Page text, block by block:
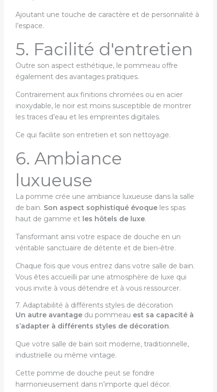
Ajoutant une touche de caractère et de personnalité à
l’espace.
5. Facilité d'entretien
Outre son aspect esthétique, le pommeau offre
également des avantages pratiques.
Contrairement aux finitions chromées ou en acier
inoxydable, le noir est moins susceptible de montrer
les traces d’eau et les empreintes digitales.
Ce qui facilite son entretien et son nettoyage.
6. Ambiance
luxueuse
La pomme crée une ambiance luxueuse dans la salle
de bain. Son aspect sophistiqué évoque les spas
haut de gamme etles hôtels de luxe.
Tansformant ainsi votre espace de douche en un
véritable sanctuaire de détente et de bien-être.
Chaque fois que vous entrez dans votre salle de bain.
Vous êtes accueilli par une atmosphère de luxe qui
vous invite à vous détendre et à vous ressourcer.
7. Adaptabilité à différents styles de décoration
Un autre avantagedu pommeau est sa capacité à
s’adapter à différents styles de décoration.
Que votre salle de bain soit moderne, traditionnelle,
industrielle ou même vintage.
Cette pomme de douche peut se fondre
harmonieusement dans n’importe quel décor.